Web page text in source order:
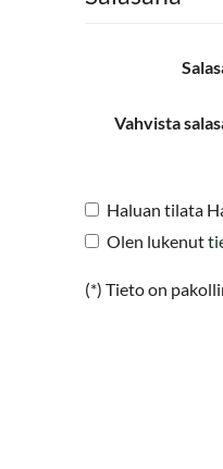
Vahvista
Haluan tilata
Olen lukenut
(*) Tieto on